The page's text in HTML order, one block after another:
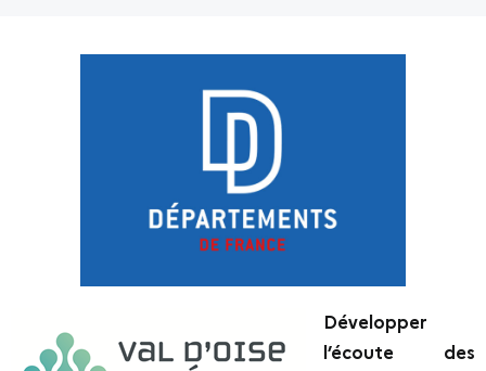
Développer
l’écoute des